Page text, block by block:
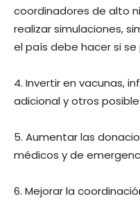
coordinadores de alto
realizar simulaciones,
el país debe hacer si
4. Invertir en vacunas,
adicional y otros
5. Aumentar las
médicos y de
6. Mejorar la